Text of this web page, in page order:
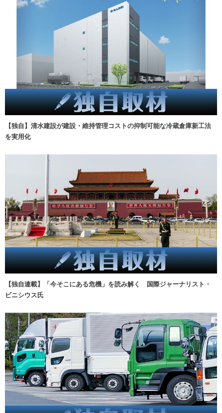
【独自】清水建設が建設・維持管理コストの抑制可能な冷蔵倉庫新工法
を実用化
【独自連載】「今そこにある危機」を読み解く 国際ジャーナリスト・
ビニシウス氏